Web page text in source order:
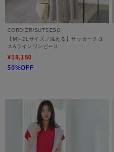
CORDIER/SUTSESO
【M～2Lサイズ／洗える】サッカークロ
スAラインワンピース
¥18,150
50%OFF